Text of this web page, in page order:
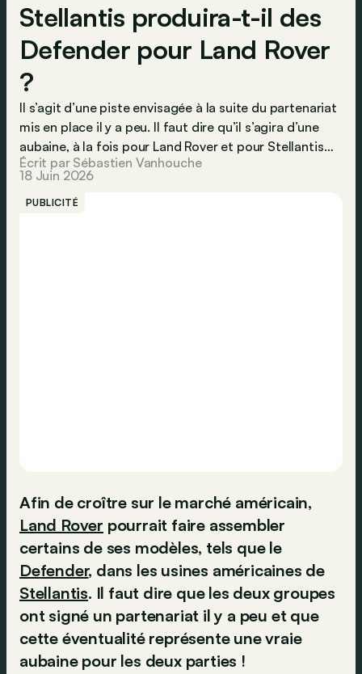
Stellantis produira-t-il des
Defender pour Land Rover
?
Il s’agit d’une piste envisagée à la suite du partenariat
mis en place il y a peu. Il faut dire qu’il s’agira d’une
aubaine, à la fois pour Land Rover et pour Stellantis…
Écrit par Sébastien Vanhouche
18 Juin 2026
PUBLICITÉ
Afin de croître sur le marché américain,
Land Rover pourrait faire assembler
certains de ses modèles, tels que le
Defender, dans les usines américaines de
Stellantis. Il faut dire que les deux groupes
ont signé un partenariat il y a peu et que
cette éventualité représente une vraie
aubaine pour les deux parties !